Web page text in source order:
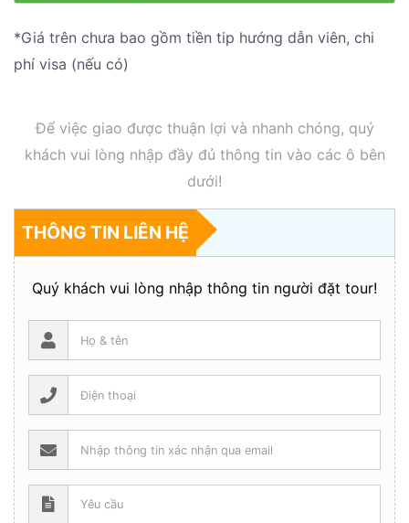
*Giá trên chưa bao gồm tiền tip hướng dẫn viên, chi
phí visa (nếu có)
Để việc giao được thuận lợi và nhanh chóng, quý
khách vui lòng nhập đầy đủ thông tin vào các ô bên
dưới!
THÔNG TIN LIÊN HỆ
Quý khách vui lòng nhập thông tin người đặt tour!